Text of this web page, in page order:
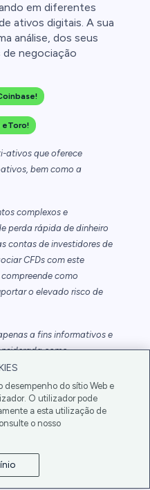
em diferentes
ativos digitais. A sua
análise, dos seus
negociação
eToro!
ativos que oferece
bem como a
complexos e
perda rápida de dinheiro
contas de investidores de
CFDs com este
como
o elevado risco de
a fins informativos e
como
de investimento. O
de resultados futuros.
de
pode subir ou
preparado para perder
desempenho do sítio Web e
O utilizador pode
a esta utilização de
o nosso